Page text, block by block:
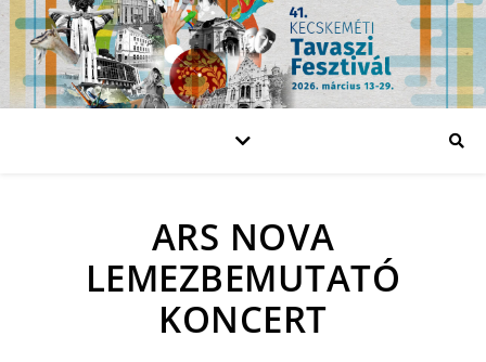
ARS NOVA
LEMEZBEMUTATÓ
KONCERT